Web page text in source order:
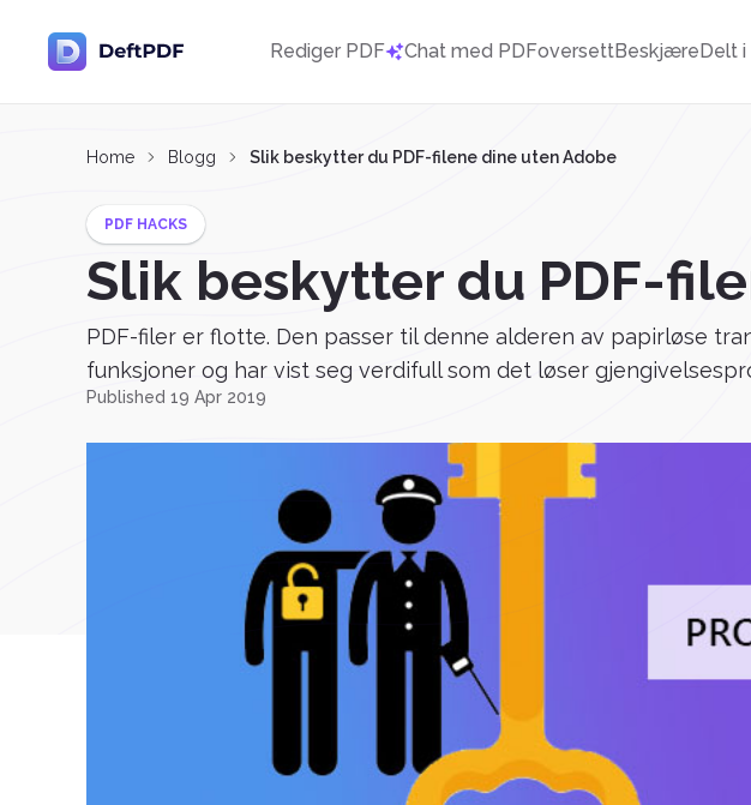
Rediger PDF Chat med PDFoversettBeskjæreDelt i
Home Blogg Slik beskytter du PDF-filene dine uten Adobe
PDF HACKS
Slik beskytter du PDF-
PDF-filer er flotte. Den passer til denne alderen av papirløse
funksjoner og har vist seg verdifull som det løser
Published 19 Apr 2019